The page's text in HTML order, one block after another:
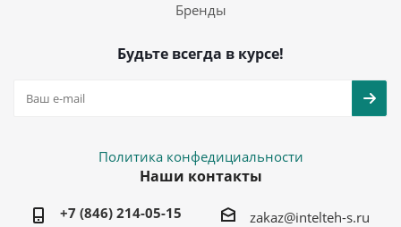
Бренды
Будьте всегда в курсе!
Политика конфедициальности
Наши контакты
+7 (846) 214-05-15 zakaz@intelteh-s.ru